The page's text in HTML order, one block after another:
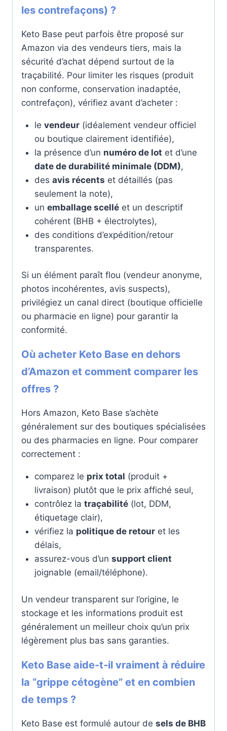
les contrefaçons) ?
Keto Base peut parfois être proposé sur
Amazon via des vendeurs tiers, mais la
sécurité d’achat dépend surtout de la
traçabilité. Pour limiter les risques (produit
non conforme, conservation inadaptée,
contrefaçon), vérifiez avant d’acheter :
le vendeur(idéalement vendeur officiel
ou boutique clairement identifiée),
la présence d’un numéro de lot et d’une
date de durabilité minimale (DDM),
des avis récents et détaillés (pas
seulement la note),
un emballage scelléet un descriptif
cohérent (BHB + électrolytes),
des conditions d’expédition/retour
transparentes.
Si un élément paraît flou (vendeur anonyme,
photos incohérentes, avis suspects),
privilégiez un canal direct (boutique officielle
ou pharmacie en ligne) pour garantir la
conformité.
Où acheter Keto Base en dehors
d’Amazon et comment comparer les
offres ?
Hors Amazon, Keto Base s’achète
généralement sur des boutiques spécialisées
ou des pharmacies en ligne. Pour comparer
correctement :
comparez le prix total (produit +
livraison) plutôt que le prix affiché seul,
contrôlez la traçabilité(lot, DDM,
étiquetage clair),
vérifiez la politique de retouret les
délais,
assurez-vous d’un support client
joignable (email/téléphone).
Un vendeur transparent sur l’origine, le
stockage et les informations produit est
généralement un meilleur choix qu’un prix
légèrement plus bas sans garanties.
Keto Base aide-t-il vraiment à réduire
la “grippe cétogène” et en combien
de temps ?
Keto Base est formulé autour de sels de BHB